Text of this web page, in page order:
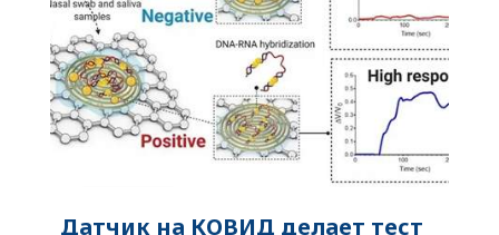
Датчик на КОВИД делает тест